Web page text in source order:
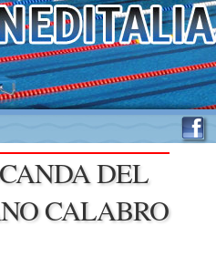
DEL
CALABRO